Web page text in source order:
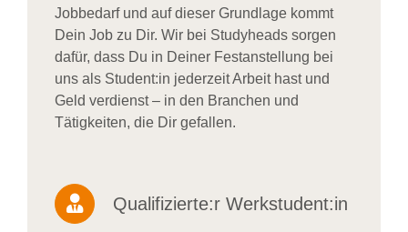
Jobbedarf und auf dieser Grundlage kommt
Dein Job zu Dir. Wir bei Studyheads sorgen
dafür, dass Du in Deiner Festanstellung bei
uns als Student:in jederzeit Arbeit hast und
Geld verdienst – in den Branchen und
Tätigkeiten, die Dir gefallen.
Qualifizierte:r Werkstudent:in